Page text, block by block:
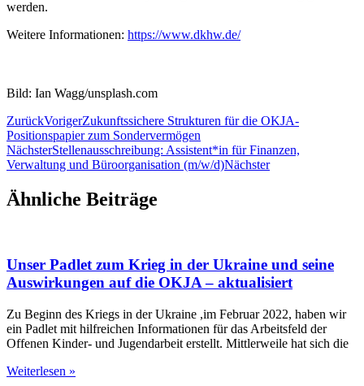
werden.
Weitere Informationen: https://www.dkhw.de/
Bild: Ian Wagg/unsplash.com
ZurückVorigerZukunftssichere Strukturen für die OKJA-
Positionspapier zum Sondervermögen
NächsterStellenausschreibung: Assistent*in für Finanzen,
Verwaltung und Büroorganisation (m/w/d)Nächster
Ähnliche Beiträge
Unser Padlet zum Krieg in der Ukraine und seine
Auswirkungen auf die OKJA – aktualisiert
Zu Beginn des Kriegs in der Ukraine ,im Februar 2022, haben wir
ein Padlet mit hilfreichen Informationen für das Arbeitsfeld der
Offenen Kinder- und Jugendarbeit erstellt. Mittlerweile hat sich die
Weiterlesen »